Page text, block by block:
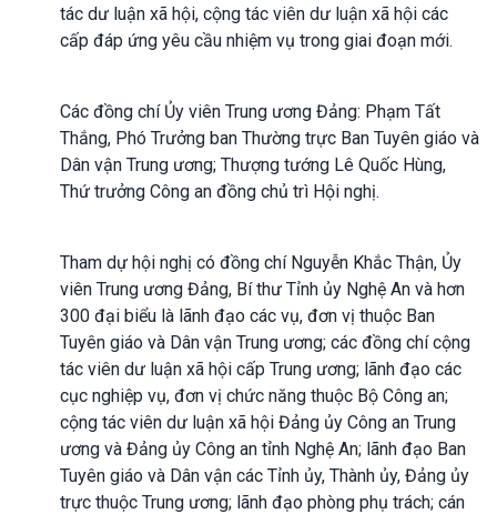
tác dư luận xã hội, cộng tác viên dư luận xã hội các
cấp đáp ứng yêu cầu nhiệm vụ trong giai đoạn mới.
Các đồng chí Ủy viên Trung ương Đảng: Phạm Tất
Thắng, Phó Trưởng ban Thường trực Ban Tuyên giáo và
Dân vận Trung ương; Thượng tướng Lê Quốc Hùng,
Thứ trưởng Công an đồng chủ trì Hội nghị.
Tham dự hội nghị có đồng chí Nguyễn Khắc Thận, Ủy
viên Trung ương Đảng, Bí thư Tỉnh ủy Nghệ An và hơn
300 đại biểu là lãnh đạo các vụ, đơn vị thuộc Ban
Tuyên giáo và Dân vận Trung ương; các đồng chí cộng
tác viên dư luận xã hội cấp Trung ương; lãnh đạo các
cục nghiệp vụ, đơn vị chức năng thuộc Bộ Công an;
cộng tác viên dư luận xã hội Đảng ủy Công an Trung
ương và Đảng ủy Công an tỉnh Nghệ An; lãnh đạo Ban
Tuyên giáo và Dân vận các Tỉnh ủy, Thành ủy, Đảng ủy
trực thuộc Trung ương; lãnh đạo phòng phụ trách; cán